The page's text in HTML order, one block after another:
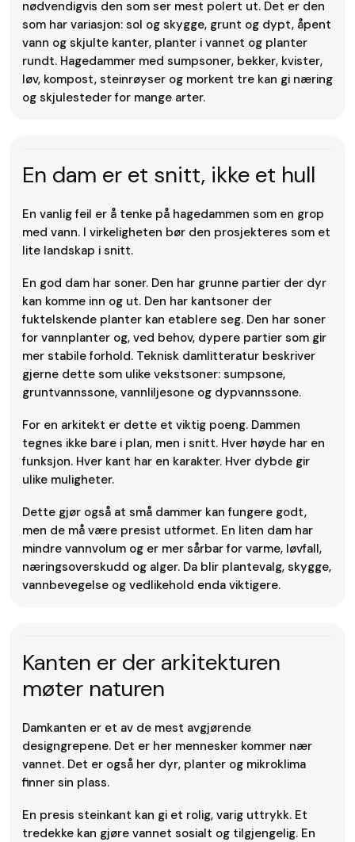
nødvendigvis den som ser mest polert ut. Det er den
som har variasjon: sol og skygge, grunt og dypt, åpent
vann og skjulte kanter, planter i vannet og planter
rundt. Hagedammer med sumpsoner, bekker, kvister,
løv, kompost, steinrøyser og morkent tre kan gi næring
og skjulesteder for mange arter.
En dam er et snitt, ikke et hull
En vanlig feil er å tenke på hagedammen som en grop
med vann. I virkeligheten bør den prosjekteres som et
lite landskap i snitt.
En god dam har soner. Den har grunne partier der dyr
kan komme inn og ut. Den har kantsoner der
fuktelskende planter kan etablere seg. Den har soner
for vannplanter og, ved behov, dypere partier som gir
mer stabile forhold. Teknisk damlitteratur beskriver
gjerne dette som ulike vekstsoner: sumpsone,
gruntvannssone, vannliljesone og dypvannssone.
For en arkitekt er dette et viktig poeng. Dammen
tegnes ikke bare i plan, men i snitt. Hver høyde har en
funksjon. Hver kant har en karakter. Hver dybde gir
ulike muligheter.
Dette gjør også at små dammer kan fungere godt,
men de må være presist utformet. En liten dam har
mindre vannvolum og er mer sårbar for varme, løvfall,
næringsoverskudd og alger. Da blir plantevalg, skygge,
vannbevegelse og vedlikehold enda viktigere.
Kanten er der arkitekturen
møter naturen
Damkanten er et av de mest avgjørende
designgrepene. Det er her mennesker kommer nær
vannet. Det er også her dyr, planter og mikroklima
finner sin plass.
En presis steinkant kan gi et rolig, varig uttrykk. Et
tredekke kan gjøre vannet sosialt og tilgjengelig. En